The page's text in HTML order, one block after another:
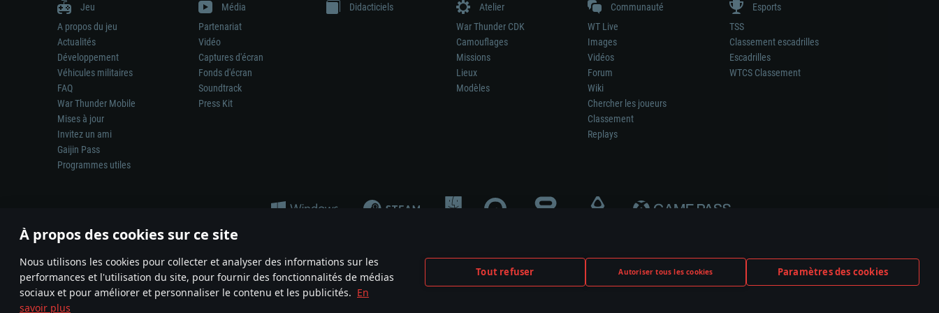
À propos des cookies sur ce site
Nous utilisons les cookies pour collecter et analyser des informations sur les
performances et l'utilisation du site, pour fournir des fonctionnalités de médias
sociaux et pour améliorer et personnaliser le contenu et les publicités. En
savoir plus
Tout refuser Autoriser tous les cookies Paramètres des cookies
Jeu
A propos du jeu
Actualités
Développement
Véhicules militaires
FAQ
War Thunder Mobile
Mises à jour
Invitez un ami
Gaijin Pass
Programmes utiles
Média
Partenariat
Vidéo
Captures d'écran
Fonds d'écran
Soundtrack
Press Kit
Didacticiels
Atelier
War Thunder CDK
Camouflages
Missions
Lieux
Modèles
Communauté
WT Live
Images
Vidéos
Forum
Wiki
Chercher les joueurs
Classement
Replays
Esports
TSS
Classement escadrilles
Escadrilles
WTCS Classement
La représentation d’une arme ou d’un véhicule réel dans ce jeu ne signifie pas la participation au développement du jeu, le sponsoring ou à l’approbation de tout fabricant d’armes ou de véhicule.
© 2011—2026 Gaijin Games Kft. All trademarks, logos and brand names are the property of their respective owners.
Termes et conditions